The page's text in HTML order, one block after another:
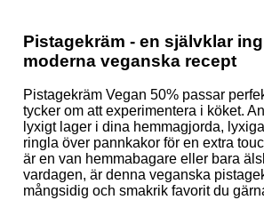
Pistagekräm - en självklar
moderna veganska recept
Pistagekräm Vegan 50% passar
tycker om att experimentera i köket.
lyxigt lager i dina hemmagjorda,
ringla över pannkakor för en extra
är en van hemmabagare eller bara
vardagen, är denna veganska
mångsidig och smakrik favorit du